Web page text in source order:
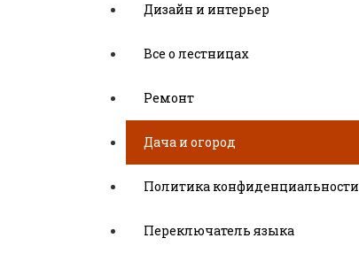
Дизайн и интерьер
Все о лестницах
Ремонт
Дача и огород
Политика конфиденциальности
Переключатель языка